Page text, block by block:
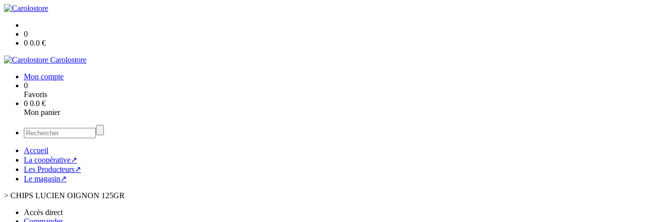
0
0 0.0 €
Carolostore
Mon compte
0
Favoris
0 0.0 €
Mon panier
Accueil
La coopérative↗
Les Producteurs↗
Le magasin↗
> CHIPS LUCIEN OIGNON 125GR
Accès direct